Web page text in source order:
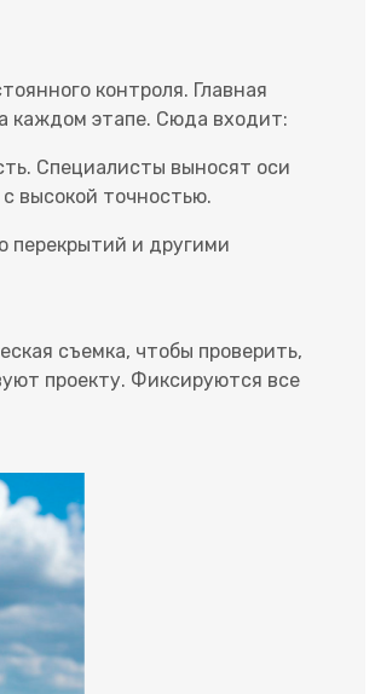
контроля. Главная
каждом этапе. Сюда входит:
Специалисты выносят оси
высокой точностью.
перекрытий и другими
съемка, чтобы проверить,
проекту. Фиксируются все